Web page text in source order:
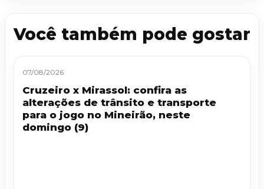
Você também pode gostar
07/08/2026
Cruzeiro x Mirassol: confira as
alterações de trânsito e transporte
para o jogo no Mineirão, neste
domingo (9)